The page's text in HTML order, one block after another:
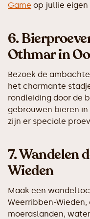
Game op jullie eigen
6.
Othmar in
Bezoek de
het charmante
rondleiding door de
gebrouwen bieren
zijn er speciale
7.Wandelen
Wieden
Maak een
Weerribben-
moeraslanden,